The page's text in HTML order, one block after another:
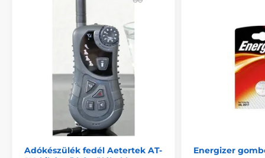
Adókészülék fedél Aetertek AT-
Energizer